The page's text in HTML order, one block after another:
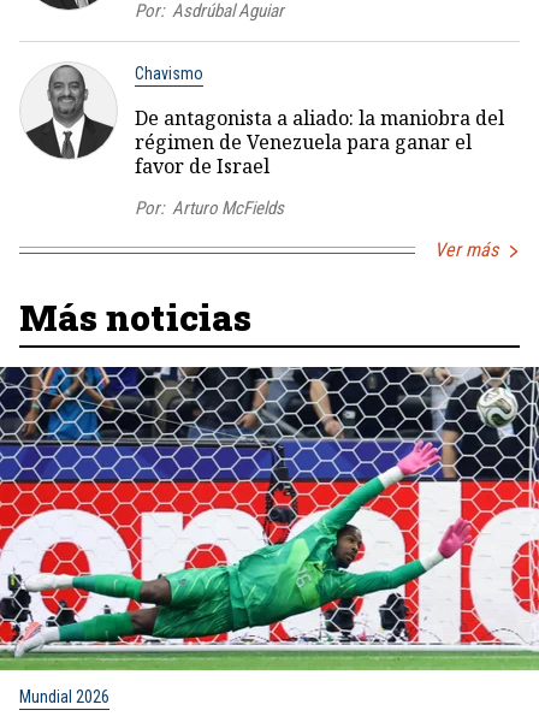
Por: Asdrúbal Aguiar
Chavismo
De antagonista a aliado: la maniobra del
régimen de Venezuela para ganar el
favor de Israel
Por: Arturo McFields
Ver más
Más noticias
Mundial 2026